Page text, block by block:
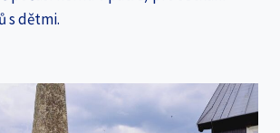
s dětmi.